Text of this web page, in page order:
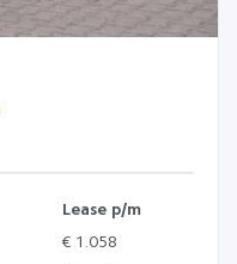
Lease p/m
€ 1.058